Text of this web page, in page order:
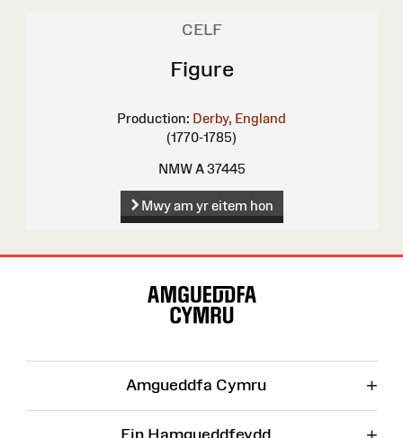
CELF
Figure
Production: Derby, England
(1770-1785)
NMW A 37445
Mwy am yr eitem hon
Amgueddfa Cymru +